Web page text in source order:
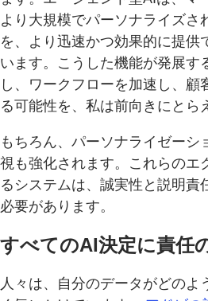
より大規模でパーソナライズさ
を、より迅速かつ効果的に提供
います。こうした機能が発展す
し、ワークフローを加速し、顧
る可能性を、私は前向きにとら
もちろん、パーソナライゼーシ
視も強化されます。これらのエ
るシステムは、誠実性と説明責
必要があります。
すべてのAI決定に責任
人々は、自分のデータがどのよ